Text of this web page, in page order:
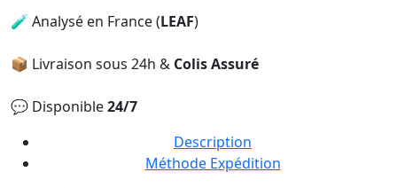
🧪 Analysé en France (LEAF)
📦 Livraison sous 24h & Colis Assuré
💬 Disponible24/7
Description
Méthode Expédition